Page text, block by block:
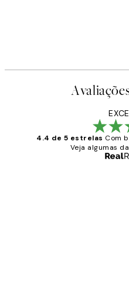
4.4 de 5 estrelas Com
Veja algumas